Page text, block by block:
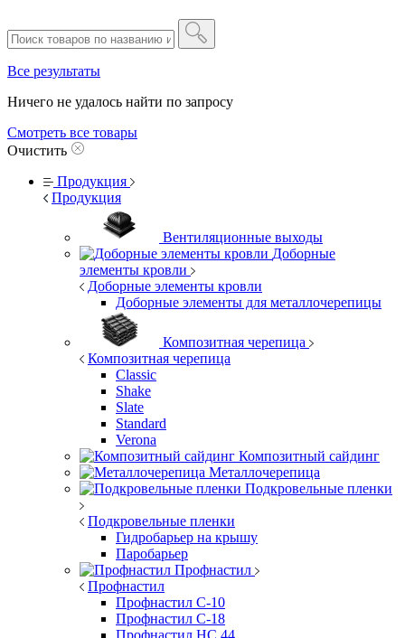
Все результаты
Ничего не удалось найти по запросу
Смотреть все товары
Очистить
Продукция
Продукция
Вентиляционные выходы
Доборные
элементы кровли
Доборные элементы кровли
Доборные элементы для металлочерепицы
Композитная черепица
Композитная черепица
Classic
Shake
Slate
Standard
Verona
Композитный сайдинг
Металлочерепица
Подкровельные пленки
Подкровельные пленки
Гидробарьер на крышу
Паробарьер
Профнастил
Профнастил
Профнастил С-10
Профнастил С-18
Профнастил НС 44